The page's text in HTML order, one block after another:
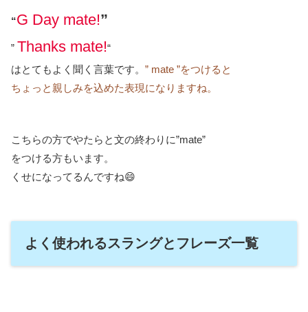
“G Day mate!”
” Thanks mate!“
はとてもよく聞く言葉です。 ” mate ”をつけると
ちょっと親しみを込めた表現になりますね。
こちらの方でやたらと文の終わりに”mate”
をつける方もいます。
くせになってるんですね😄
よく使われるスラングとフレーズ一覧